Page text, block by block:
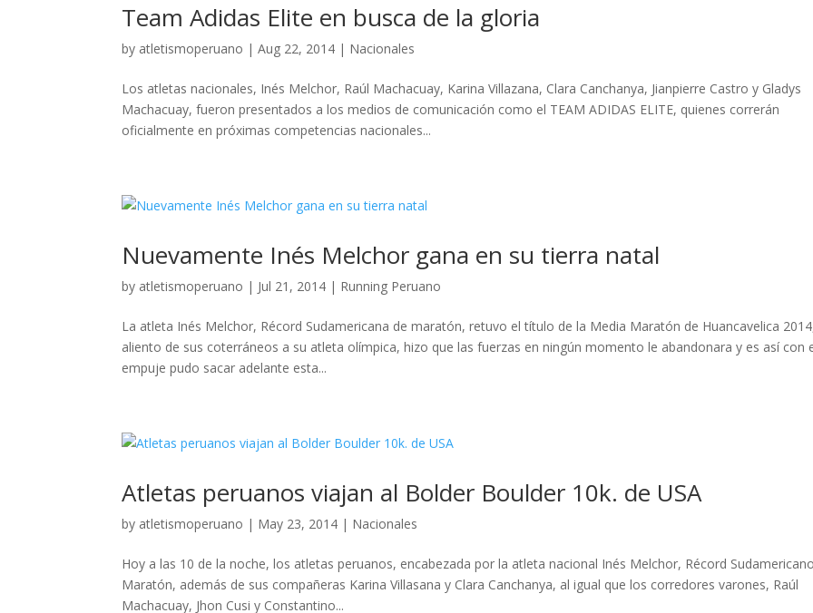
Team Adidas Elite en busca de la gloria
by atletismoperuano |Aug 22, 2014 | Nacionales
Los atletas nacionales, Inés Melchor, Raúl Machacuay, Karina Villazana, Clara Canchanya, Jianpierre Castro y Gladys
Machacuay, fueron presentados a los medios de comunicación como el TEAM ADIDAS ELITE, quienes correrán
oficialmente en próximas competencias nacionales...
Nuevamente Inés Melchor gana en su tierra natal
by atletismoperuano | Jul 21, 2014 | Running Peruano
La atleta Inés Melchor, Récord Sudamericana de maratón, retuvo el título de la Media Maratón de Huancavelica
aliento de sus coterráneos a su atleta olímpica, hizo que las fuerzas en ningún momento le abandonara y es así con
empuje pudo sacar adelante esta...
Atletas peruanos viajan al Bolder Boulder 10k. de USA
by atletismoperuano | May 23, 2014 | Nacionales
Hoy a las 10 de la noche, los atletas peruanos, encabezada por la atleta nacional Inés Melchor, Récord
Maratón, además de sus compañeras Karina Villasana y Clara Canchanya, al igual que los corredores varones, Raúl
Machacuay, Jhon Cusi y Constantino...